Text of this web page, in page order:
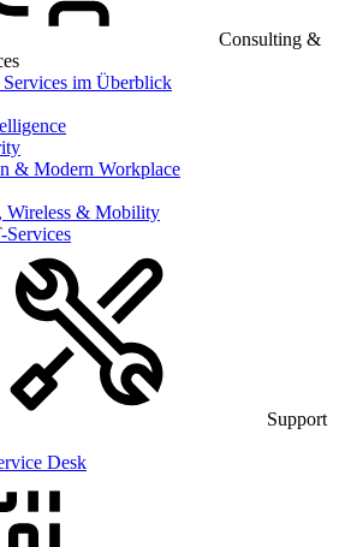
Consulting &
Services im Überblick
& Modern Workplace
Wireless & Mobility
Services
Support
Desk